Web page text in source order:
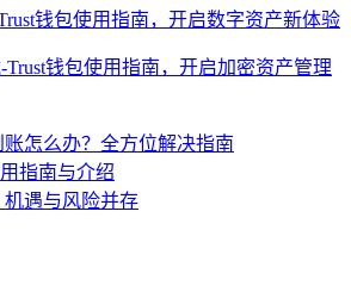
钱包使用指南，开启数字资产新体验
Trust钱包使用指南，开启加密资产管理
账怎么办？全方位解决指南
指南与介绍
机遇与风险并存